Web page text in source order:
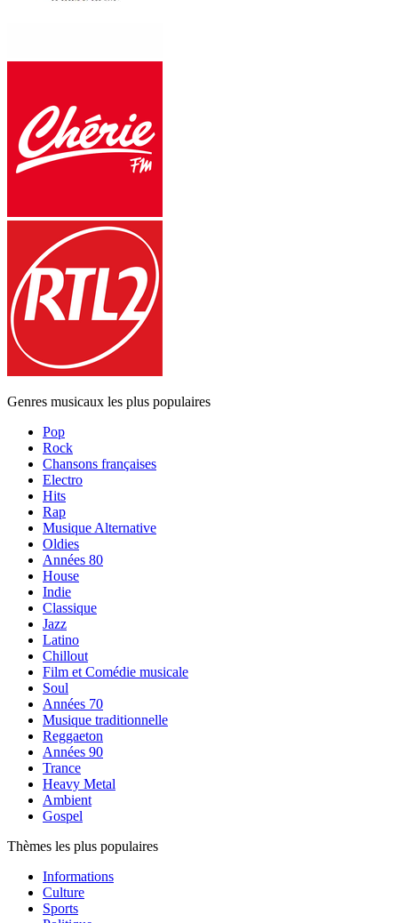
Genres musicaux les plus populaires
Pop
Rock
Chansons françaises
Electro
Hits
Rap
Musique Alternative
Oldies
Années 80
House
Indie
Classique
Jazz
Latino
Chillout
Film et Comédie musicale
Soul
Années 70
Musique traditionnelle
Reggaeton
Années 90
Trance
Heavy Metal
Ambient
Gospel
Thèmes les plus populaires
Informations
Culture
Sports